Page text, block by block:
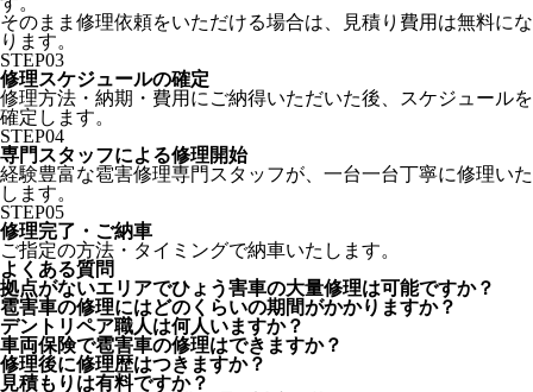
そのまま修理依頼をいただける場合は、見積り費用は無料にな
ります。
STEP03
修理スケジュールの確定
修理方法・納期・費用にご納得いただいた後、スケジュールを
確定します。
STEP04
専門スタッフによる修理開始
経験豊富な雹害修理専門スタッフが、一台一台丁寧に修理いた
します。
STEP05
修理完了・ご納車
ご指定の方法・タイミングで納車いたします。
よくある質問
拠点がないエリアでひょう害車の大量修理は可能ですか？
雹害車の修理にはどのくらいの期間がかかりますか？
デントリペア職人は何人いますか？
車両保険で雹害車の修理はできますか？
修理後に修理歴はつきますか？
見積もりは有料ですか？